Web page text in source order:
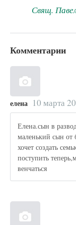
Свящ.
Комментарии
елена 10 марта
Елена.сын в
маленький сын от
хочет создать
поступить
венчаться